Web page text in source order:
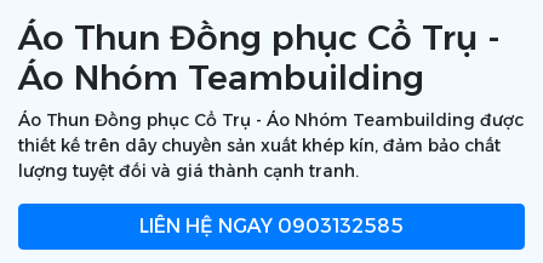
Áo Thun Đồng phục Cổ Trụ -
Áo Nhóm Teambuilding
Áo Thun Đồng phục Cổ Trụ - Áo Nhóm Teambuilding được
thiết kế trên dây chuyền sản xuất khép kín, đảm bảo chất
lượng tuyệt đối và giá thành cạnh tranh.
LIÊN HỆ NGAY 0903132585